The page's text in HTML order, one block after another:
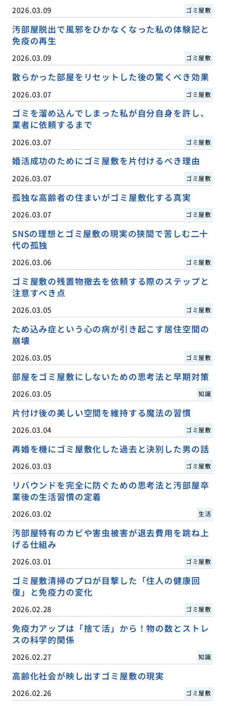
2026.03.09 ゴミ屋敷
汚部屋脱出で風邪をひかなくなった私の体験記と
免疫の再生
2026.03.09 ゴミ屋敷
散らかった部屋をリセットした後の驚くべき効果
2026.03.07 ゴミ屋敷
ゴミを溜め込んでしまった私が自分自身を許し、
業者に依頼するまで
2026.03.07 ゴミ屋敷
婚活成功のためにゴミ屋敷を片付けるべき理由
2026.03.07 ゴミ屋敷
孤独な高齢者の住まいがゴミ屋敷化する真実
2026.03.07 ゴミ屋敷
SNSの理想とゴミ屋敷の現実の狭間で苦しむ二十
代の孤独
2026.03.06 ゴミ屋敷
ゴミ屋敷の残置物撤去を依頼する際のステップと
注意すべき点
2026.03.05 ゴミ屋敷
ため込み症という心の病が引き起こす居住空間の
崩壊
2026.03.05 ゴミ屋敷
部屋をゴミ屋敷にしないための思考法と早期対策
2026.03.05 知識
片付け後の美しい空間を維持する魔法の習慣
2026.03.04 ゴミ屋敷
再婚を機にゴミ屋敷化した過去と決別した男の話
2026.03.03 ゴミ屋敷
リバウンドを完全に防ぐための思考法と汚部屋卒
業後の生活習慣の定着
2026.03.02 生活
汚部屋特有のカビや害虫被害が退去費用を跳ね上
げる仕組み
2026.03.01 ゴミ屋敷
ゴミ屋敷清掃のプロが目撃した「住人の健康回
復」と免疫力の変化
2026.02.28 ゴミ屋敷
免疫力アップは「捨て活」から！物の数とストレ
スの科学的関係
2026.02.27 知識
高齢化社会が映し出すゴミ屋敷の現実
2026.02.26 ゴミ屋敷